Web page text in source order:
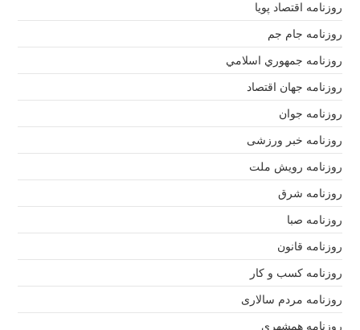
روزنامه اقتصاد پویا
روزنامه جام جم
روزنامه جمهوري اسلامي
روزنامه جهان اقتصاد
روزنامه جوان
روزنامه خبر ورزشى
روزنامه رویش ملت
روزنامه شرق
روزنامه صبا
روزنامه قانون
روزنامه كسب و كار
روزنامه مردم سالاری
روزنامه همشهری